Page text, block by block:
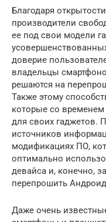
Благодаря
производители
ее под свои модели
доверие
владельцы
решаются на
Также этому
которые со
для своих гаджетов.
источников
модификациях ПО,
оптимально
девайса и, конечно,
перепрошить
Даже очень